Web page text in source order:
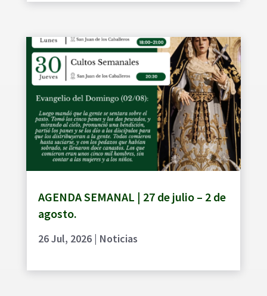
AGENDA SEMANAL | 27 de julio – 2 de
agosto.
26 Jul, 2026| Noticias